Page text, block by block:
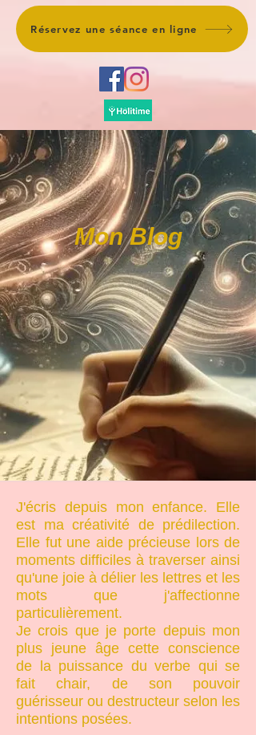
Réservez une séance en ligne
Mon Blog
J'écris depuis mon enfance. Elle
est ma créativité de prédilection.
Elle fut une aide précieuse lors de
moments difficiles à traverser ainsi
qu'une joie à délier les lettres et les
mots que j'affectionne
particulièrement.
Je crois que je porte depuis mon
plus jeune âge cette conscience
de la puissance du verbe qui se
fait chair, de son pouvoir
guérisseur ou destructeur selon les
intentions posées.